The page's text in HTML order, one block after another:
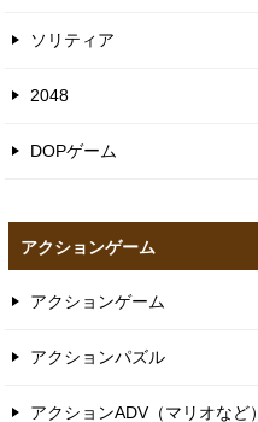
ソリティア
2048
DOPゲーム
アクションゲーム
アクションゲーム
アクションパズル
アクションADV（マリオなど）